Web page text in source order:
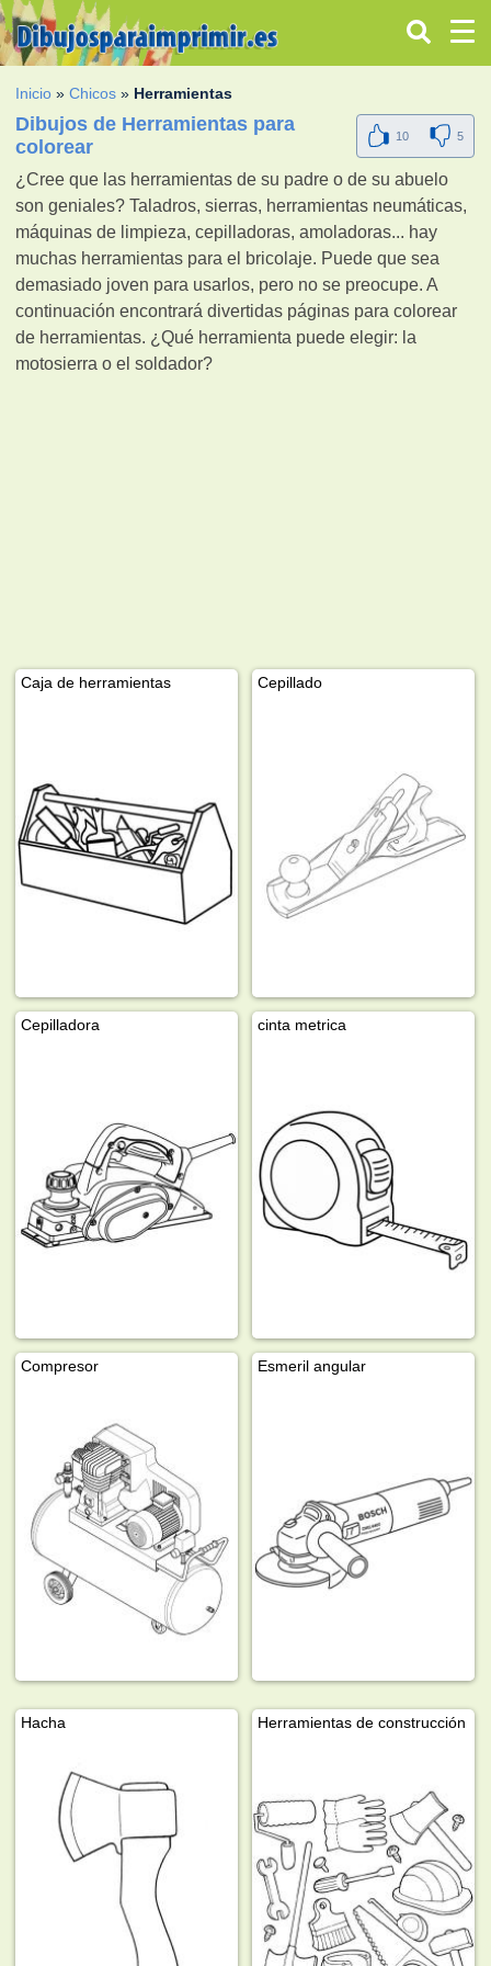
Inicio »Chicos » Herramientas
Dibujos de Herramientas para
colorear
10 5
¿Cree que las herramientas de su padre o de su abuelo
son geniales? Taladros, sierras, herramientas neumáticas,
máquinas de limpieza, cepilladoras, amoladoras... hay
muchas herramientas para el bricolaje. Puede que sea
demasiado joven para usarlos, pero no se preocupe. A
continuación encontrará divertidas páginas para colorear
de herramientas. ¿Qué herramienta puede elegir: la
motosierra o el soldador?
Caja de herramientas Cepillado
Cepilladora cinta metrica
Compresor Esmeril angular
Hacha Herramientas de construcción